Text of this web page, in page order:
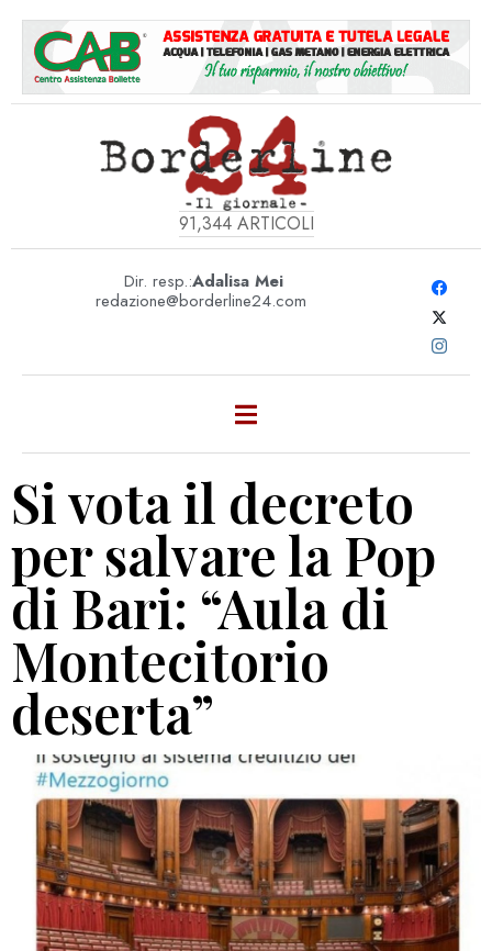
91,344ARTICOLI
Dir. resp.:Adalisa Mei
redazione@borderline24.com
Si vota il decreto
per salvare la Pop
di Bari: “Aula di
Montecitorio
deserta”